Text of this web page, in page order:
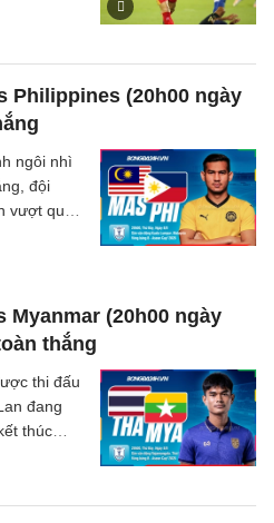
Philippines (20h00 ngày
ngôi nhì
đội
vượt qua
Myanmar (20h00 ngày
thắng
thi đấu
đang
thúc